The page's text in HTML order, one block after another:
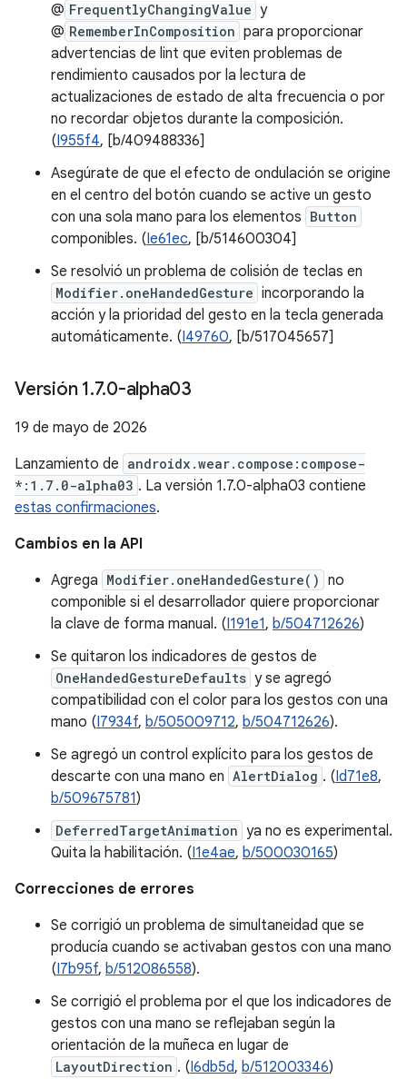
@ FrequentlyChangingValue y
@ RememberInComposition para proporcionar
advertencias de lint que eviten problemas de
rendimiento causados por la lectura de
actualizaciones de estado de alta frecuencia o por
no recordar objetos durante la composición.
(I955f4, [b/409488336]
Asegúrate de que el efecto de ondulación se origine
en el centro del botón cuando se active un gesto
con una sola mano para los elementos Button
componibles. (Ie61ec, [b/514600304]
Se resolvió un problema de colisión de teclas en
Modifier.oneHandedGesture incorporando la
acción y la prioridad del gesto en la tecla generada
automáticamente. (I49760, [b/517045657]
Versión 1.7.0-alpha03
19 de mayo de 2026
Lanzamiento de androidx.wear.compose:compose-
*:1.7.0-alpha03 . La versión 1.7.0-alpha03 contiene
estas confirmaciones.
Cambios en la API
Agrega Modifier.oneHandedGesture() no
componible si el desarrollador quiere proporcionar
la clave de forma manual. (I191e1, b/504712626)
Se quitaron los indicadores de gestos de
OneHandedGestureDefaults y se agregó
compatibilidad con el color para los gestos con una
mano (I7934f, b/505009712, b/504712626).
Se agregó un control explícito para los gestos de
descarte con una mano en AlertDialog . (Id71e8,
b/509675781)
DeferredTargetAnimation ya no es experimental.
Quita la habilitación. (I1e4ae, b/500030165)
Correcciones de errores
Se corrigió un problema de simultaneidad que se
producía cuando se activaban gestos con una mano
(I7b95f, b/512086558).
Se corrigió el problema por el que los indicadores de
gestos con una mano se reflejaban según la
orientación de la muñeca en lugar de
LayoutDirection . (I6db5d, b/512003346)